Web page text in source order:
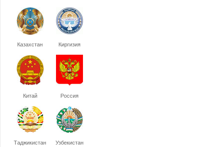
Казахстан Киргизия
Китай Россия
Таджикистан Узбекистан